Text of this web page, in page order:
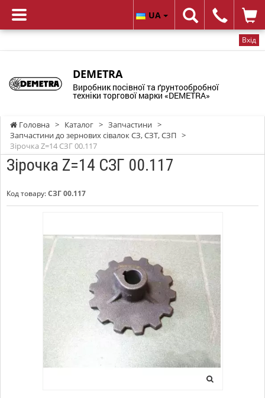
Вхід
DEMETRA
Виробник посівної та ґрунтообробної
техніки торгової марки «DEMETRA»
UA
Головна > Каталог > Запчастини >
Запчастини до зернових сівалок СЗ, СЗТ, СЗП >
Зірочка Z=14 СЗГ 00.117
Зірочка Z=14 СЗГ 00.117
Код товару:СЗГ 00.117